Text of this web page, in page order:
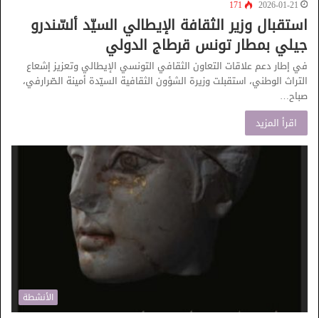
2026-01-21
171
استقبال وزير الثقافة الإيطالي السيّد ألسّندرو
جيلي بمطار تونس قرطاج الدولي
في إطار دعم علاقات التعاون الثقافي التونسي الإيطالي وتعزيز إشعاع
التراث الوطني، استقبلت وزيرة الشؤون الثقافية السيّدة أمينة الصّرارفي،
صباح…
اقرأ المزيد
الأنشطة